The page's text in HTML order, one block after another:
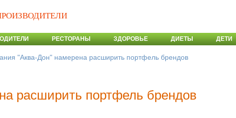
РЕСТОРАНЫ ЗДОРОВЬЕ ДИЕТЫ ДЕТИ
"Аква-Дон" намерена расширить портфель брендов
расширить портфель брендов